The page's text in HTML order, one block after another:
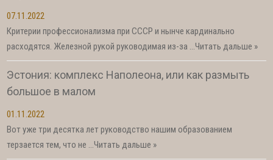
07.11.2022
Критерии профессионализма при СССР и нынче кардинально
расходятся. Железной рукой руководимая из-за …Читать дальше »
Эстония: комплекс Наполеона, или как размыть
большое в малом
01.11.2022
Вот уже три десятка лет руководство нашим образованием
терзается тем, что не …Читать дальше »